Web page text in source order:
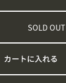
SOLD OUT